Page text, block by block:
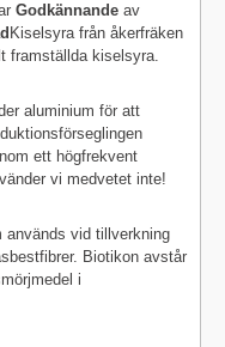
Godkännande av
Kiselsyra från åkerfräken
framställda kiselsyra.
aluminium för att
ett högfrekvent
vi medvetet inte!
används vid tillverkning
Biotikon avstår
i